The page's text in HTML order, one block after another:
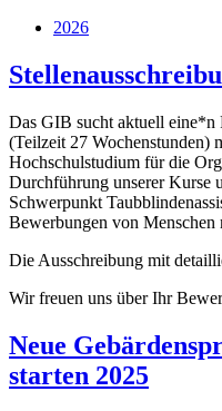
2026
Das GIB sucht aktuell eine*n
(Teilzeit 27 Wochenstunden)
Hochschulstudium für die
Durchführung unserer Kurse
Schwerpunkt
Bewerbungen von
Die Ausschreibung mit
Wir freuen uns über Ihr
Neue
starten 2025